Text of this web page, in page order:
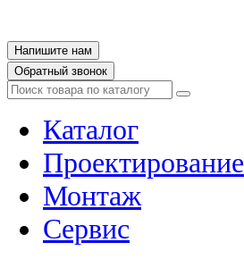
Напишите нам
Обратный звонок
Каталог
Проектирование
Монтаж
Сервис